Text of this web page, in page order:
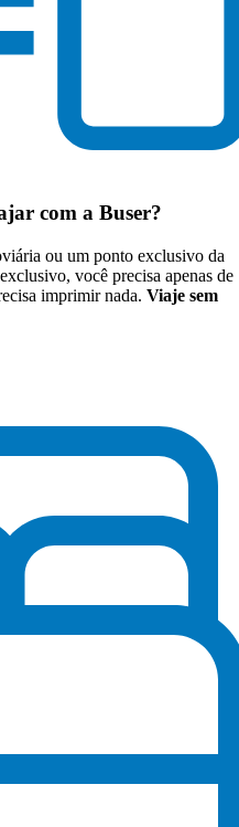
com a Buser?
ou um ponto exclusivo da
você precisa apenas de
imprimir nada. Viaje sem